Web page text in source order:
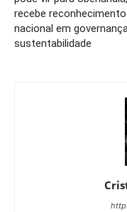
recebe reconhecimento
nacional em
sustentabilidade